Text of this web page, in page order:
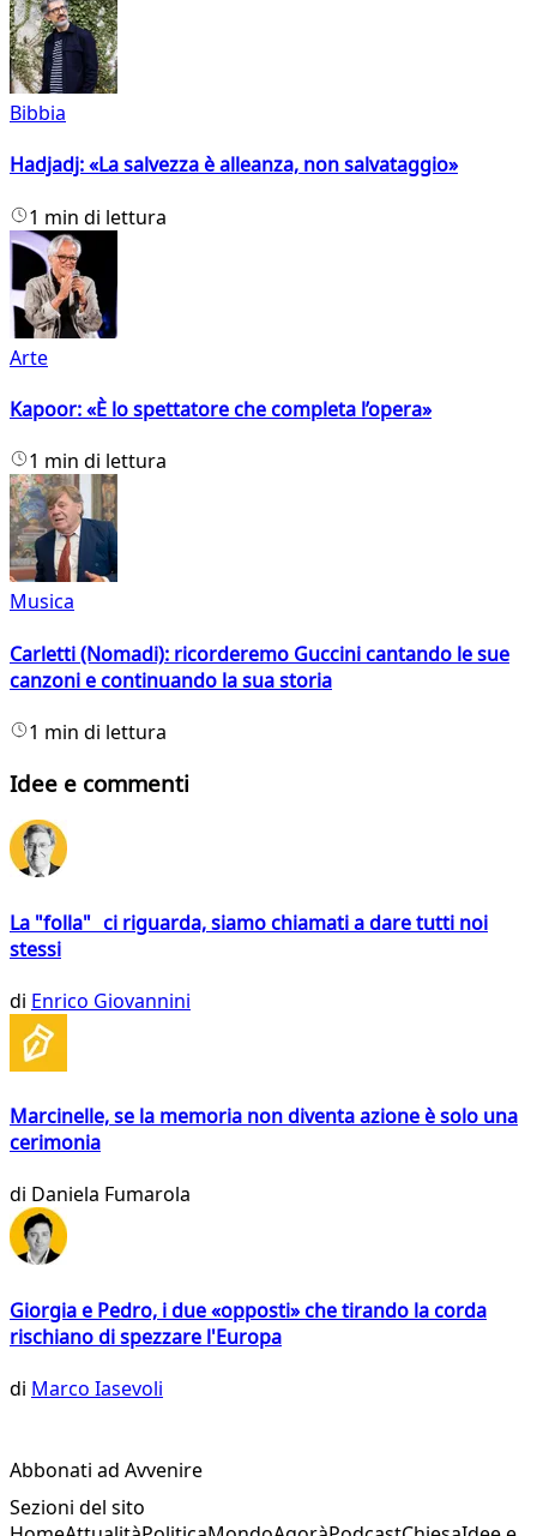
Bibbia
Hadjadj: «La salvezza è alleanza, non salvataggio»
1 min di lettura
Arte
Kapoor: «È lo spettatore che completa l’opera»
1 min di lettura
Musica
Carletti (Nomadi): ricorderemo Guccini cantando le sue
canzoni e continuando la sua storia
1 min di lettura
Idee e commenti
La "folla" ci riguarda, siamo chiamati a dare tutti noi
stessi
di Enrico Giovannini
Marcinelle, se la memoria non diventa azione è solo una
cerimonia
di Daniela Fumarola
Giorgia e Pedro, i due «opposti» che tirando la corda
rischiano di spezzare l'Europa
di Marco Iasevoli
Abbonati ad Avvenire
Sezioni del sito